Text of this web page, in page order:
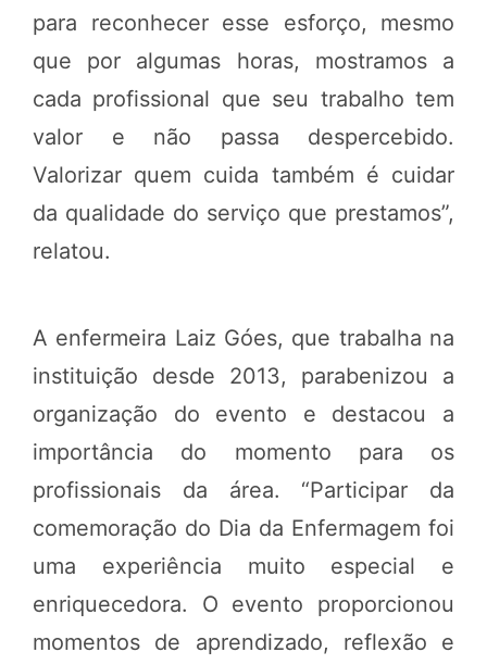
para reconhecer esse esforço, mesmo
que por algumas horas, mostramos a
cada profissional que seu trabalho tem
valor e não passa despercebido.
Valorizar quem cuida também é cuidar
da qualidade do serviço que prestamos”,
relatou.
A enfermeira Laiz Góes, que trabalha na
instituição desde 2013, parabenizou a
organização do evento e destacou a
importância do momento para os
profissionais da área. “Participar da
comemoração do Dia da Enfermagem foi
uma experiência muito especial e
enriquecedora. O evento proporcionou
momentos de aprendizado, reflexão e